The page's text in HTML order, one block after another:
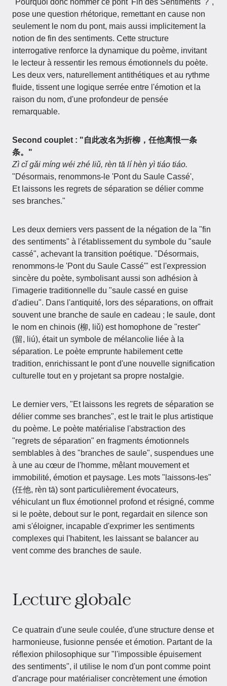
"Pourquoi donc nommer ce pont 'Fin des Sentiments' ?",
pose une question rhétorique, remettant en cause non
seulement le nom du pont, mais aussi implicitement la
notion de fin des sentiments. Cette structure
interrogative renforce la dynamique du poème, invitant
le lecteur à ressentir les remous émotionnels du poète.
Les deux vers, naturellement antithétiques et au rythme
fluide, tissent une logique serrée entre l'émotion et la
raison du nom, d'une profondeur de pensée
remarquable.
Second couplet : "自此改名为折柳，任他离恨一条
条。"
Zì cǐ gǎi míng wéi zhé liǔ, rèn tā lí hèn yì tiáo tiáo.
"Désormais, renommons-le 'Pont du Saule Cassé',
Et laissons les regrets de séparation se délier comme
ses branches."
Les deux derniers vers passent de la négation de la "fin
des sentiments" à l'établissement du symbole du "saule
cassé", achevant la transition poétique. "Désormais,
renommons-le 'Pont du Saule Cassé'" est l'expression
sincère du poète, symbolisant aussi son adhésion à
l'imagerie traditionnelle du "saule cassé en guise
d'adieu". Dans l'antiquité, lors des séparations, on offrait
souvent une branche de saule en cadeau ; le saule, dont
le nom en chinois (柳, liǔ) est homophone de "rester"
(留, liú), était un symbole de mélancolie liée à la
séparation. Le poète emprunte habilement cette
tradition, enrichissant le pont d'une nouvelle signification
culturelle tout en y projetant sa propre nostalgie.
Le dernier vers, "Et laissons les regrets de séparation se
délier comme ses branches", est le trait le plus artistique
du poème. Le poète matérialise l'abstraction des
"regrets de séparation" en fragments émotionnels
semblables à des "branches de saule", suspendues une
à une au cœur de l'homme, mêlant mouvement et
immobilité, émotion et paysage. Les mots "laissons-les"
(任他, rèn tā) sont particulièrement évocateurs,
véhiculant un flux émotionnel profond et résigné, comme
si le poète, debout sur le pont, regardait en silence son
ami s'éloigner, incapable d'exprimer les sentiments
complexes qui l'habitent, les laissant se balancer au
vent comme des branches de saule.
Lecture globale
Ce quatrain d'une seule coulée, d'une structure dense et
harmonieuse, fusionne pensée et émotion. Partant de la
réflexion philosophique sur "l'impossible épuisement
des sentiments", il utilise le nom d'un pont comme point
d'ancrage pour matérialiser concrètement une émotion